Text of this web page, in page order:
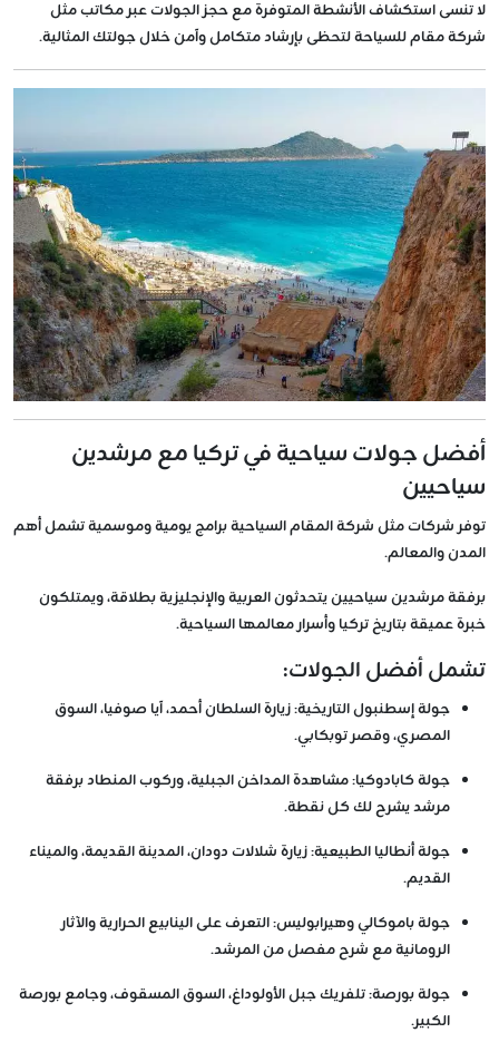
لا تنسى استكشاف الأنشطة المتوفرة مع حجز الجولات عبر مكاتب مثل
شركة مقام للسياحة لتحظى بإرشاد متكامل وآمن خلال جولتك المثالية.
أفضل جولات سياحية في تركيا مع مرشدين
سياحيين
توفر شركات مثلشركة المقام السياحيةبرامج يومية وموسمية تشمل أهم
المدن والمعالم.
برفقة مرشدين سياحيين يتحدثون العربية والإنجليزية بطلاقة، ويمتلكون
خبرة عميقة بتاريخ تركيا وأسرار معالمها السياحية.
تشمل أفضل الجولات:
جولة إسطنبول التاريخية: زيارة السلطان أحمد، آيا صوفيا، السوق
المصري، وقصر توبكابي.
جولة كابادوكيا: مشاهدة المداخن الجبلية، وركوب المنطاد برفقة
مرشد يشرح لك كل نقطة.
جولة أنطاليا الطبيعية: زيارة شلالات دودان، المدينة القديمة، والميناء
القديم.
جولة باموكالي وهيرابوليس: التعرف على الينابيع الحرارية والآثار
الرومانية مع شرح مفصل من المرشد.
جولة بورصة: تلفريك جبل الأولوداغ، السوق المسقوف، وجامع بورصة
الكبير.